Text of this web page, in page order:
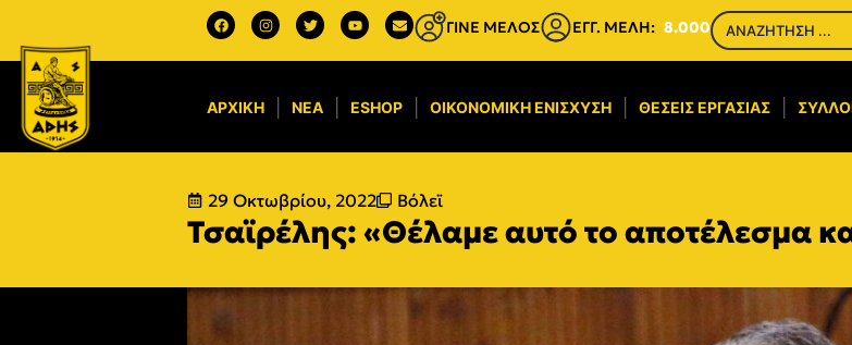
ΓΙΝΕ ΜΕΛΟΣ ΕΓΓ. ΜΕΛΗ: 8.000
ΑΡΧΙΚΉ ΝΈΑ ESHOP ΟΙΚΟΝΟΜΙΚΉ ΕΝΊΣΧΥΣΗ​ ΘΈΣΕΙΣ ΕΡΓΑΣΊΑΣ
29 Οκτωβρίου, 2022 Βόλεϊ
Τσαϊρέλης: «Θέλαμε αυτό το αποτέλεσμα